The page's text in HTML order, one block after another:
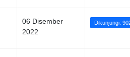
06 Disember
2022
Dikunjungi: